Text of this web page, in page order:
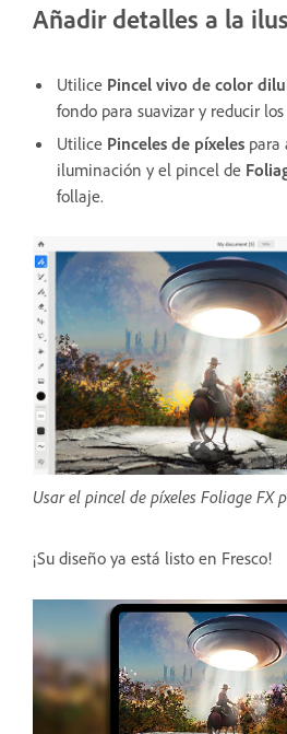
Añadir detalles a la
Utilice Pincel vivo de color
fondo para suavizar y reducir
Utilice Pinceles de píxeles para
iluminación y el pincel de
follaje.
Usar el pincel de píxeles Foliage FX
¡Su diseño ya está listo en Fresco!